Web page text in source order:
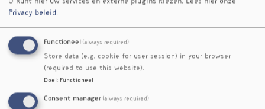
hormonen aan, het is ondoenlijk om die
vandaag allemaal te behandelen’, steekt
Lieneke van de Griendt van wal. Zij leidt
voor de vijfde keer als congresvoorzitter alle
keynotes in. Ze is huisarts, die eindelijk
haar patiënten echt ziet opknappen sinds
ze zich op leefstijladviezen is gaan
toeleggen.
U kunt hier uw services en externe plugins kiezen. Lees hier onze
Privacy beleid.
Functioneel (always required)
Store data (e.g. cookie for user session) in your browser
(required to use this website).
Doel : Functioneel
Consent manager (always required)